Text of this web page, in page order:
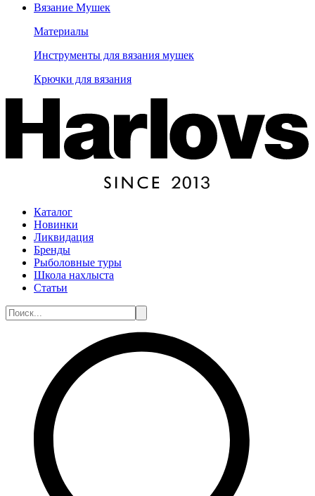
Вязание Мушек
Материалы
Инструменты для вязания мушек
Крючки для вязания
Каталог
Новинки
Ликвидация
Бренды
Рыболовные туры
Школа нахлыста
Статьи